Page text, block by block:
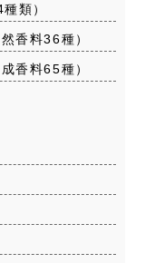
類）
香料36種）
香料65種）